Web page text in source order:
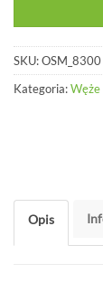
SKU:OSM_8300
Kategoria:Węże
Opis